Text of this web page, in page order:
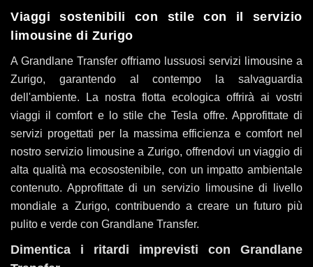
Viaggi sostenibili con stile con il servizio
limousine di Zurigo
A Grandlane Transfer offriamo lussuosi servizi limousine a
Zurigo, garantendo al contempo la salvaguardia
dell'ambiente. La nostra flotta ecologica offrirà ai vostri
viaggi il comfort e lo stile che Tesla offre. Approfittate di
servizi progettati per la massima efficienza e comfort nel
nostro servizio limousine a Zurigo, offrendovi un viaggio di
alta qualità ma ecosostenibile, con un impatto ambientale
contenuto. Approfittate di un servizio limousine di livello
mondiale a Zurigo, contribuendo a creare un futuro più
pulito e verde con Grandlane Transfer.
Dimentica i ritardi imprevisti con Grandlane